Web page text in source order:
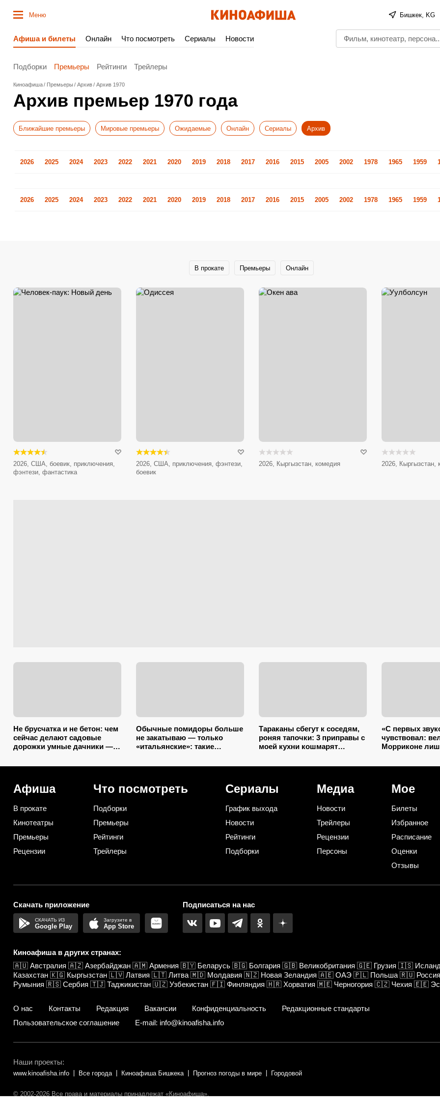
Меню Бишкек, KG
Афиша и билеты Онлайн Что посмотреть Сериалы Новости
Подборки Премьеры Рейтинги Трейлеры
Киноафиша Премьеры Архив Архив 1970
Архив премьер 1970 года
Ближайшие премьеры Мировые премьеры Ожидаемые Онлайн Сериалы Архив
2026 2025 2024 2023 2022 2021 2020 2019 2018 2017 2016 2015 2005 2002 1978 1965 1959
2026 2025 2024 2023 2022 2021 2020 2019 2018 2017 2016 2015 2005 2002 1978 1965 1959
В прокате Премьеры Онлайн
2026, США, боевик, приключения,
фэнтези, фантастика
2026, США, приключения, фэнтези,
боевик
2026, Кыргызстан, комедия 2026, Кыргызстан,
Не брусчатка и не бетон: чем
сейчас делают садовые
дорожки умные дачники — 4
Обычные помидоры больше
не закатываю — только
«итальянские»: такие
Тараканы сбегут к соседям,
роняя тапочки: 3 приправы с
моей кухни кошмарят
«С первых
чувствовал:
Морриконе
Афиша
В прокате
Кинотеатры
Премьеры
Рецензии
Что посмотреть
Подборки
Премьеры
Рейтинги
Трейлеры
Сериалы
График выхода
Новости
Рейтинги
Подборки
Медиа
Новости
Трейлеры
Рецензии
Персоны
Мое
Билеты
Избранное
Расписание
Оценки
Отзывы
Скачать приложение
Google Play App Store
Подписаться на нас
Киноафиша в других странах:
🇦🇺 Австралия 🇦🇿 Азербайджан 🇦🇲 Армения 🇧🇾 Беларусь 🇧🇬 Болгария 🇬🇧 Великобритания 🇬🇪 Грузия 🇮🇸
Казахстан 🇰🇬 Кыргызстан 🇱🇻 Латвия 🇱🇹 Литва 🇲🇩 Молдавия 🇳🇿 Новая Зеландия 🇦🇪 ОАЭ 🇵🇱 Польша 🇷🇺 Россия
Румыния 🇷🇸 Сербия 🇹🇯 Таджикистан 🇺🇿 Узбекистан 🇫🇮 Финляндия 🇭🇷 Хорватия 🇲🇪 Черногория 🇨🇿 Чехия 🇪🇪
О нас Контакты Редакция Вакансии Конфиденциальность
Редакционные стандарты
Пользовательское соглашение
E-mail: info@kinoafisha.info
Наши проекты:
www.kinoafisha.info Все города Киноафиша Бишкека Прогноз погоды в мире Городовой
© 2002-2026 Все права и материалы принадлежат «Киноафиша».